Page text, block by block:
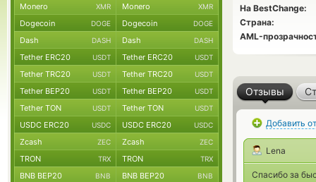
На BestChange:
Страна:
AML-
Отзывы
Добавить
Lena
Спасибо за
Monero XMR Monero XMR
Dogecoin DOGE Dogecoin DOGE
Dash DASH Dash DASH
Tether ERC20 USDT Tether ERC20 USDT
Tether TRC20 USDT Tether TRC20 USDT
Tether BEP20 USDT Tether BEP20 USDT
Tether TON USDT Tether TON USDT
USDC ERC20 USDC USDC ERC20 USDC
Zcash ZEC Zcash ZEC
TRON TRX TRON TRX
BNB BEP20 BNB BNB BEP20 BNB